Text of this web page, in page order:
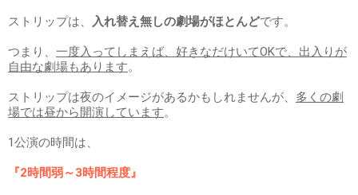
ストリップは、 入れ替え無しの劇場がほとんどです。
つまり、 一度入ってしまえば、好きなだけいてOKで、出入りが
自由な劇場もあります。
ストリップは夜のイメージがあるかもしれませんが、 多くの劇
場では昼から開演しています。
1公演の時間は、
『2時間弱～3時間程度』